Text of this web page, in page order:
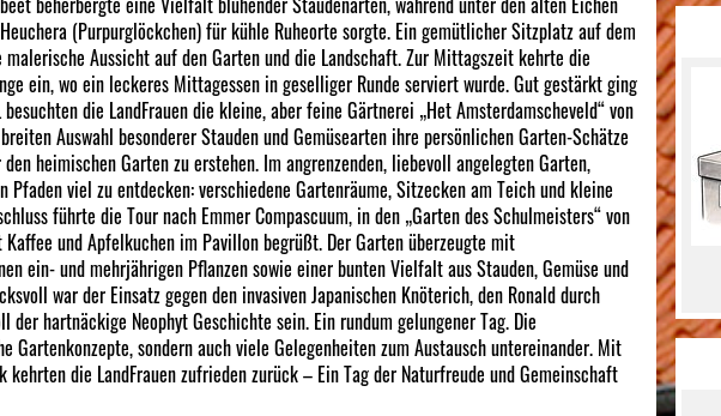
(Purpurglöckchen) für kühle Ruheorte sorgte. Ein gemütlicher Sitzplatz auf dem
Aussicht auf den Garten und die Landschaft. Zur Mittagszeit kehrte die
ein, wo ein leckeres Mittagessen in geselliger Runde serviert wurde. Gut gestärkt ging
die LandFrauen die kleine, aber feine Gärtnerei „Het Amsterdamscheveld“ von
Auswahl besonderer Stauden und Gemüsearten ihre persönlichen Garten-Schätze
heimischen Garten zu erstehen. Im angrenzenden, liebevoll angelegten Garten,
viel zu entdecken: verschiedene Gartenräume, Sitzecken am Teich und kleine
führte die Tour nach Emmer Compascuum, in den „Garten des Schulmeisters“ von
und Apfelkuchen im Pavillon begrüßt. Der Garten überzeugte mit
ein- und mehrjährigen Pflanzen sowie einer bunten Vielfalt aus Stauden, Gemüse und
war der Einsatz gegen den invasiven Japanischen Knöterich, den Ronald durch
hartnäckige Neophyt Geschichte sein. Ein rundum gelungener Tag. Die
sondern auch viele Gelegenheiten zum Austausch untereinander. Mit
die LandFrauen zufrieden zurück – Ein Tag der Naturfreude und Gemeinschaft